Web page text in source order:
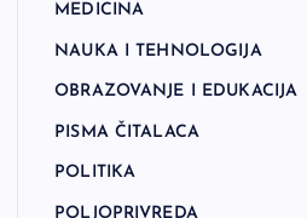
MEDICINA
NAUKA I TEHNOLOGIJA
OBRAZOVANJE I EDUKACIJA
PISMA ČITALACA
POLITIKA
POLJOPRIVREDA